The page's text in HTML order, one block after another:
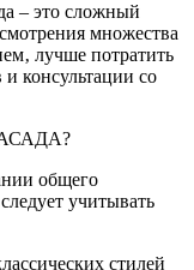
– это сложный
множества
лучше потратить
консультации со
общего
учитывать
стилей